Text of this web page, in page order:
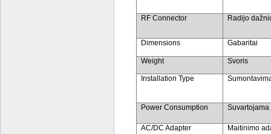
RF Connector Radijo
Dimensions Gabaritai
Weight Svoris
InstallationType
Power Consumption
AC/DC Adapter Maitinimo